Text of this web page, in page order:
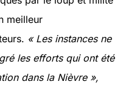
meilleur
« Les instances ne
les efforts qui ont été
dans la Nièvre »,